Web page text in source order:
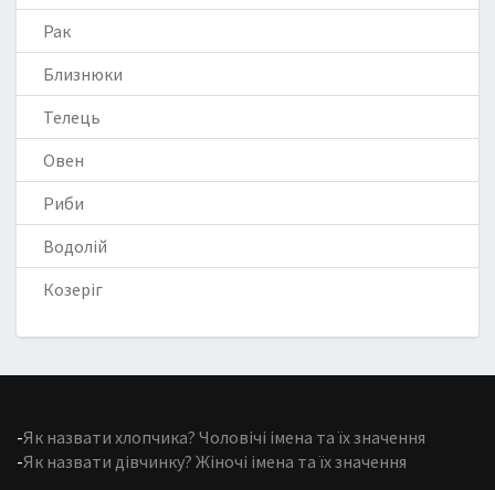
Рак
Близнюки
Телець
Овен
Риби
Водолій
Козеріг
-Як назвати хлопчика? Чоловічі імена та їх значення
-Як назвати дівчинку? Жіночі імена та їх значення